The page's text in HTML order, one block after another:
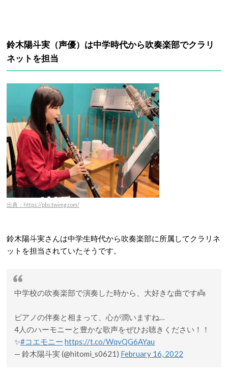
鈴木陽斗実（声優）は中学時代から吹奏楽部でクラリ
ネットを担当
出典：https://pbs.twimg.com/
鈴木陽斗実さんは中学生時代から吹奏楽部に所属してクラリネ
ットを担当されていたそうです。
中学校の吹奏楽部で演奏した時から、大好きな曲です👼
ピアノの伴奏と相まって、心が潤いますね…
4人のハーモニーと豊かな歌声をぜひお聴きください！！
✨#コエモニー https://t.co/WqvQG6AYau
— 鈴木陽斗実 (@hitomi_s0621) February 16, 2022